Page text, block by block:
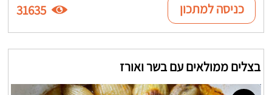
כניסה למתכון 31635
בצלים ממולאים עם בשר ואורז